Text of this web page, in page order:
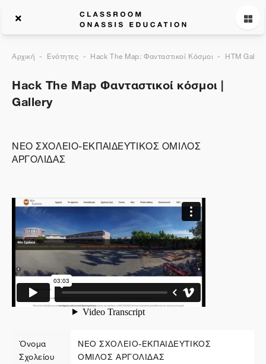
Αρχική Ενότητες Hack The Map: Φανταστικοί Κόσμοι HTM
Hack The Map Φανταστικοί κόσμοι |
Gallery
ΝΕΟ ΣΧΟΛΕΙΟ-ΕΚΠΑΙΔΕΥΤΙΚΟΣ ΟΜΙΛΟΣ
ΑΡΓΟΛΙΔΑΣ
Όνομα
Σχολείου
ΝΕΟ ΣΧΟΛΕΙΟ-ΕΚΠΑΙΔΕΥΤΙΚΟΣ
ΟΜΙΛΟΣ ΑΡΓΟΛΙΔΑΣ